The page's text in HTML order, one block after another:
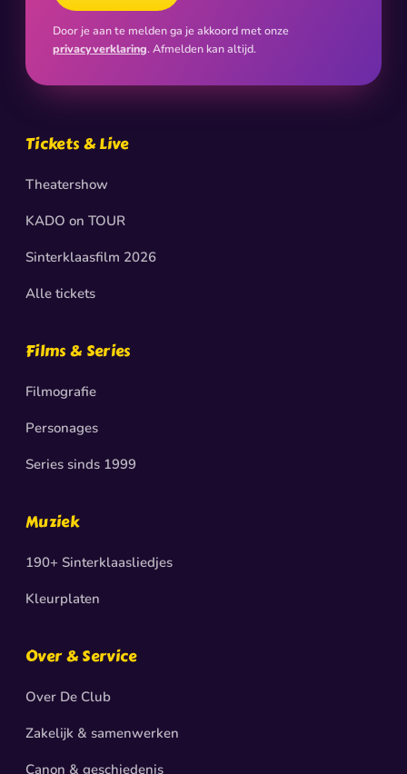
Door je aan te melden ga je akkoord met onze
privacyverklaring. Afmelden kan altijd.
Tickets & Live
Theatershow
KADO on TOUR
Sinterklaasfilm 2026
Alle tickets
Films & Series
Filmografie
Personages
Series sinds 1999
Muziek
190+ Sinterklaasliedjes
Kleurplaten
Over & Service
Over De Club
Zakelijk & samenwerken
Canon & geschiedenis